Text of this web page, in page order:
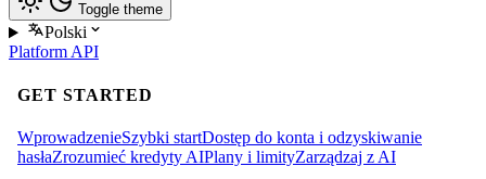
Toggle theme
Polski
Platform API
GET STARTED
WprowadzenieSzybki startDostęp do konta i odzyskiwanie
hasłaZrozumieć kredyty AIPlany i limityZarządzaj z AI